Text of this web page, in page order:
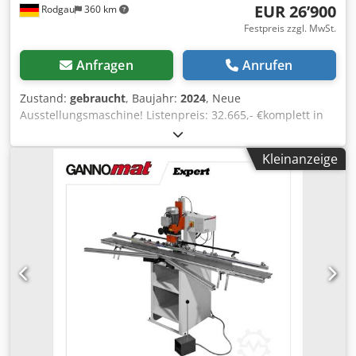
Rodgau 360 km EUR 26’900
Festpreis zzgl. MwSt.
Anfragen Anrufen
Zustand: gebraucht, Baujahr: 2024, Neue
Ausstellungsmaschine! Listenpreis: 32.665,- €komplett in
Standardausführung mit: Stabiler, verwindungsfreier
Rahmen aus Stahl, in Schweiß- und Schraubkonstruktion-
Lamellen-Pressbalken OBEN mit 6 Elementen, Lamellen-
Pressbalken SEITLICH mit 5 Elementen- Lamellen-
Pressbalken mit praxisbewährtem Toleranzausgleich
(System Ganner) für dicht verpresste
Korpusverbindungen- Gegendruckflächen
(Seitendruckwand, Boden) sind 38 mm starke,
beschichtete, durchgehende Auflageplatten- Durchgehend
Pressfläche mit Höhe 95 mm am Vertikal-Pressbalken
unten- Elektromotorische Verstellung der beiden
Pressbalken über Präzisions-Trapezgewindespindeln (mit
erhöhter Steigungs- und Rundlaufgenauigkeit) und
Hochleistungs-Laufmuttern mit Fettreservoir- Die
Kleinanzeige